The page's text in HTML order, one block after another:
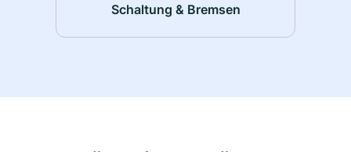
Schaltung & Bremsen